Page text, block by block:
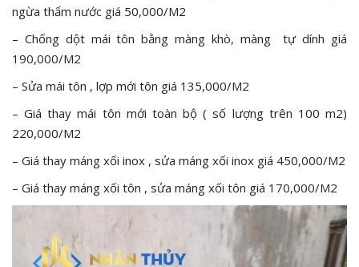
ngừa thấm nước giá 50,000/M2
– Chống dột mái tôn bằng màng khò, màng tự dính giá
190,000/M2
– Sửa mái tôn , lợp mới tôn giá 135,000/M2
– Giá thay mái tôn mới toàn bộ ( số lượng trên 100 m2)
220,000/M2
– Giá thay máng xối inox , sửa máng xối inox giá 450,000/M2
– Giá thay máng xối tôn , sửa máng xối tôn giá 170,000/M2